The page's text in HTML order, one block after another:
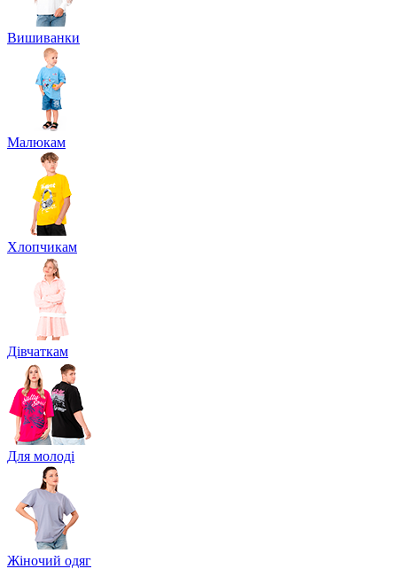
Вишиванки
Малюкам
Хлопчикам
Дівчаткам
Для молоді
Жіночий одяг